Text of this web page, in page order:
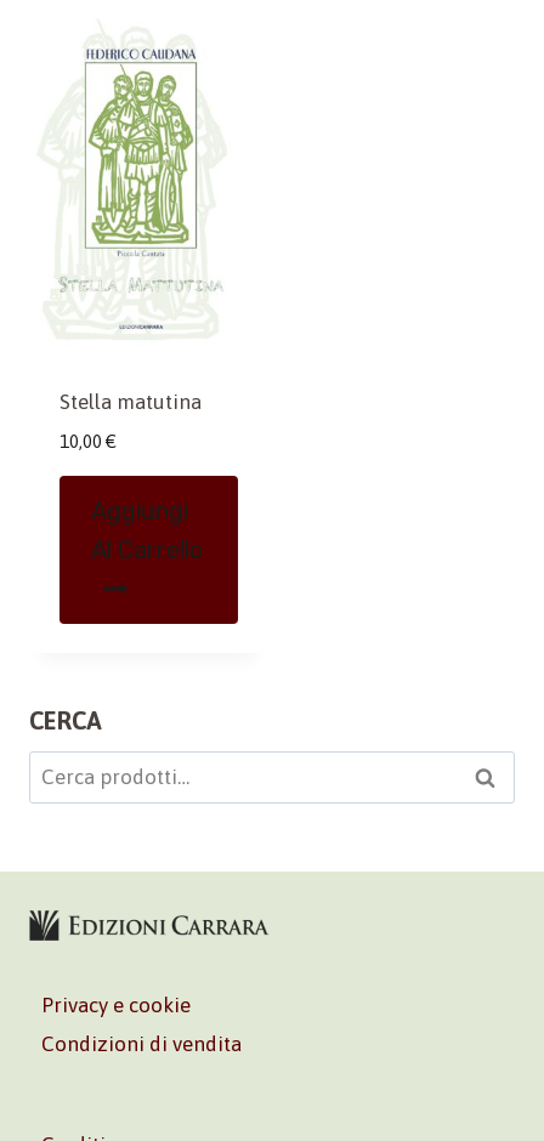
Stella matutina
10,00 €
Aggiungi
Al Carrello
CERCA
Cerca: Cerca
Privacy e cookie
Condizioni di vendita